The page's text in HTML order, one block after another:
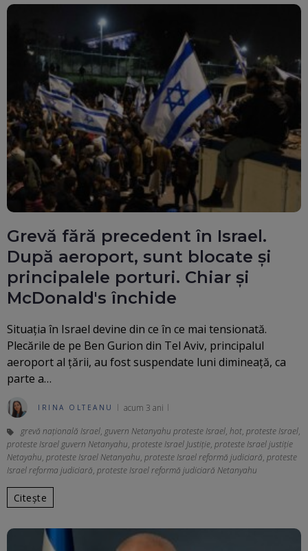
Grevă fără precedent în Israel.
După aeroport, sunt blocate și
principalele porturi. Chiar și
McDonald's închide
Situația în Israel devine din ce în ce mai tensionată.
Plecările de pe Ben Gurion din Tel Aviv, principalul
aeroport al țării, au fost suspendate luni dimineață, ca
parte a…
IRINA OLTEANU acum 3 ani
grevă națională Israel, guvern Netanyahu proteste Israel, hot, proteste Israel,
proteste Israel guvern Netanyahu, proteste Israel Justiție, proteste Israel justiție
Netayahu, proteste Israel Netanyahu, proteste Israel reformă judiciară, proteste
Israel reforma judiciară, proteste Israel reformă judiciară Netanyahu
Citește